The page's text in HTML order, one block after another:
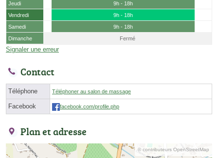
Jeudi
9h - 18h
Vendredi
9h - 18h
Samedi
9h - 18h
Dimanche
Fermé
Signaler une erreur
Contact
Téléphone Téléphoner au salon de massage
Facebook facebook.com/profile.php
Plan et adresse
© contributeurs OpenStreetMap